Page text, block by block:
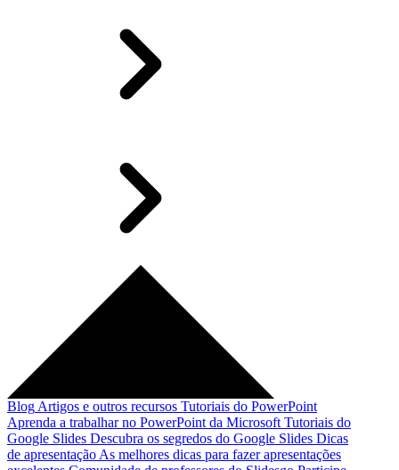
Blog Artigos e outros recursos Tutoriais do PowerPoint
Aprenda a trabalhar no PowerPoint da Microsoft Tutoriais do
Google Slides Descubra os segredos do Google Slides Dicas
de apresentação As melhores dicas para fazer apresentações